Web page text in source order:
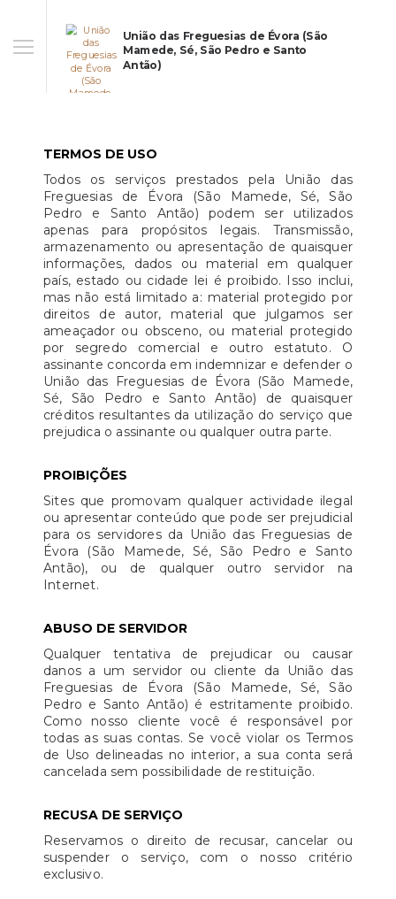
União das Freguesias de Évora (São
Mamede, Sé, São Pedro e Santo
Antão)
TERMOS DE USO
Todos os serviços prestados pela União das
Freguesias de Évora (São Mamede, Sé, São
Pedro e Santo Antão) podem ser utilizados
apenas para propósitos legais. Transmissão,
armazenamento ou apresentação de quaisquer
informações, dados ou material em qualquer
país, estado ou cidade lei é proibido. Isso inclui,
mas não está limitado a: material protegido por
direitos de autor, material que julgamos ser
ameaçador ou obsceno, ou material protegido
por segredo comercial e outro estatuto. O
assinante concorda em indemnizar e defender o
União das Freguesias de Évora (São Mamede,
Sé, São Pedro e Santo Antão) de quaisquer
créditos resultantes da utilização do serviço que
prejudica o assinante ou qualquer outra parte.
PROIBIÇÕES
Sites que promovam qualquer actividade ilegal
ou apresentar conteúdo que pode ser prejudicial
para os servidores da União das Freguesias de
Évora (São Mamede, Sé, São Pedro e Santo
Antão), ou de qualquer outro servidor na
Internet.
ABUSO DE SERVIDOR
Qualquer tentativa de prejudicar ou causar
danos a um servidor ou cliente da União das
Freguesias de Évora (São Mamede, Sé, São
Pedro e Santo Antão) é estritamente proibido.
Como nosso cliente você é responsável por
todas as suas contas. Se você violar os Termos
de Uso delineadas no interior, a sua conta será
cancelada sem possibilidade de restituição.
RECUSA DE SERVIÇO
Reservamos o direito de recusar, cancelar ou
suspender o serviço, com o nosso critério
exclusivo.